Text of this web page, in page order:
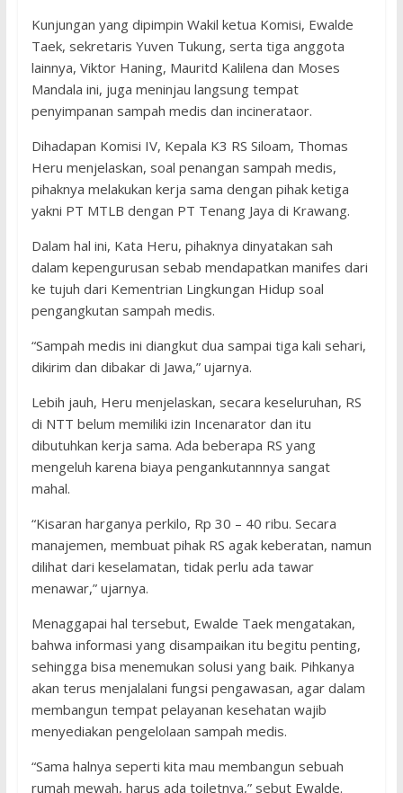
Kunjungan yang dipimpin Wakil ketua Komisi, Ewalde
Taek, sekretaris Yuven Tukung, serta tiga anggota
lainnya, Viktor Haning, Mauritd Kalilena dan Moses
Mandala ini, juga meninjau langsung tempat
penyimpanan sampah medis dan incinerataor.
Dihadapan Komisi IV, Kepala K3 RS Siloam, Thomas
Heru menjelaskan, soal penangan sampah medis,
pihaknya melakukan kerja sama dengan pihak ketiga
yakni PT MTLB dengan PT Tenang Jaya di Krawang.
Dalam hal ini, Kata Heru, pihaknya dinyatakan sah
dalam kepengurusan sebab mendapatkan manifes dari
ke tujuh dari Kementrian Lingkungan Hidup soal
pengangkutan sampah medis.
“Sampah medis ini diangkut dua sampai tiga kali sehari,
dikirim dan dibakar di Jawa,” ujarnya.
Lebih jauh, Heru menjelaskan, secara keseluruhan, RS
di NTT belum memiliki izin Incenarator dan itu
dibutuhkan kerja sama. Ada beberapa RS yang
mengeluh karena biaya pengankutannnya sangat
mahal.
“Kisaran harganya perkilo, Rp 30 – 40 ribu. Secara
manajemen, membuat pihak RS agak keberatan, namun
dilihat dari keselamatan, tidak perlu ada tawar
menawar,” ujarnya.
Menaggapai hal tersebut, Ewalde Taek mengatakan,
bahwa informasi yang disampaikan itu begitu penting,
sehingga bisa menemukan solusi yang baik. Pihkanya
akan terus menjalalani fungsi pengawasan, agar dalam
membangun tempat pelayanan kesehatan wajib
menyediakan pengelolaan sampah medis.
“Sama halnya seperti kita mau membangun sebuah
rumah mewah, harus ada toiletnya,” sebut Ewalde.